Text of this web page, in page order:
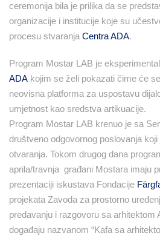
ceremonija bila je prilika da se
organizacije i institucije koje su
procesu stvaranja Centra ADA.
Program Mostar LAB je
ADA kojim se želi pokazati čime će
neovisna platforma za uspostavu
umjetnost kao sredstva artikuacije.
Program Mostar LAB krenuo je sa
društveno odgovornog poslovanja
otvaranja. Tokom drugog dana
aprila/travnja građani Mostara imaju
prezentaciji iskustava Fondacije
projekata Zavoda za prostorno
predavanju i razgovoru sa arhitektom
događaju nazvanom “Kafa sa